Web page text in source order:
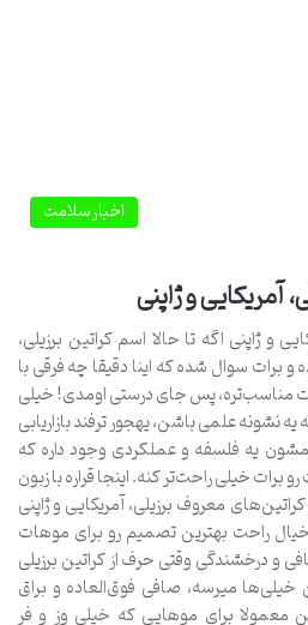
اخبار سلامت
آمریکایی و ژاپنی
و ژاپنی اگه تا حالا اسم کراتین برزیلی،
و برات سوال شده که اینا دقیقا چه فرقی با
مناسب‌تره، پس جای درستی اومدی! خیلی
نشونه علمی باشن، یهجور ترفند بازاریابی
یه فلسفه و عملکردی وجود داره که
خیلی راحت‌تر کنه. اینجا قراره با زبون
معروف برزیلی، آمریکایی و ژاپنی
خیال راحت بهترین تصمیم رو برای موهات
و درخشندگی وقتی حرف از کراتین برزیلی
میرسه، صافی فوق‌العاده و براق
برای موهایی که خیلی وز و فر